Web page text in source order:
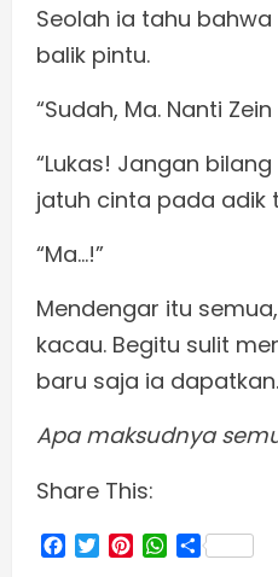
Seolah ia tahu
balik pintu.
“Sudah, Ma. Nanti
“Lukas! Jangan
jatuh cinta pada adik
“Ma…!”
Mendengar itu
kacau. Begitu sulit
baru saja ia dapatkan.
Apa maksudnya
Share This:
Facebook
TwitterPinterestWhatsApp
Share